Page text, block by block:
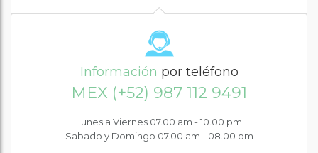
Información por teléfono
MEX (+52) 987 112 9491
Lunes a Viernes 07.00 am - 10.00 pm
Sabado y Domingo 07.00 am - 08.00 pm